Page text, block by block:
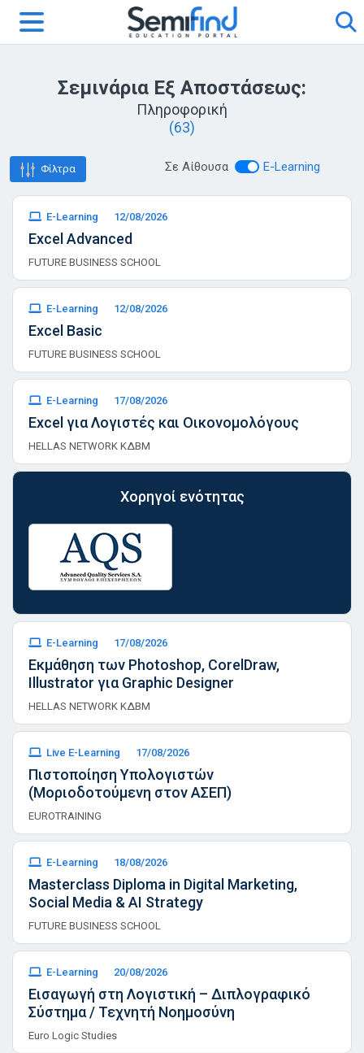
Σεμινάρια Εξ Αποστάσεως:
Πληροφορική
(63)
Φίλτρα Σε Αίθουσα E-Learning
E-Learning 12/08/2026
Excel Advanced
FUTURE BUSINESS SCHOOL
E-Learning 12/08/2026
Excel Basic
FUTURE BUSINESS SCHOOL
E-Learning 17/08/2026
Excel για Λογιστές και Οικονομολόγους
HELLAS NETWORK ΚΔΒΜ
Χορηγοί ενότητας
E-Learning 17/08/2026
Εκμάθηση των Photoshop, CorelDraw,
Illustrator για Graphic Designer
HELLAS NETWORK ΚΔΒΜ
Live E-Learning 17/08/2026
Πιστοποίηση Υπολογιστών
(Μοριοδοτούμενη στον ΑΣΕΠ)
EUROTRAINING
E-Learning 18/08/2026
Masterclass Diploma in Digital Marketing,
Social Media & AI Strategy
FUTURE BUSINESS SCHOOL
E-Learning 20/08/2026
Εισαγωγή στη Λογιστική – Διπλογραφικό
Σύστημα / Τεχνητή Νοημοσύνη
Euro Logic Studies